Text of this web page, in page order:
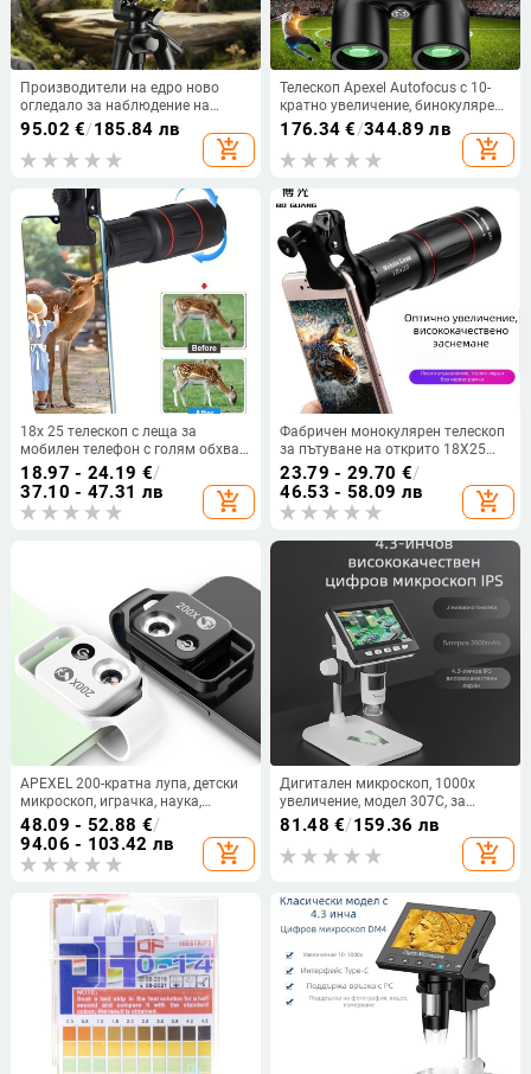
Производители на едро ново
огледало за наблюдение на
птици HED25-75X60 HD нощно
виждане с голям диаметър
външно огледало за наблюдение
95.02 €/185.84 лв
add_shopping_cart
Телескоп Apexel Autofocus с 10-
кратно увеличение, бинокулярен
голям окуляр за пеещи птици на
открито, производител на
телескоп на едро
176.34 €/344.89 лв
add_shopping_cart
18x 25 телескоп с леща за
мобилен телефон с голям обхват,
мощен едноцевен телескоп с
висока разделителна способност,
професионална концертна
фотография, промяна на
18.97 - 24.19 €/
37.10 - 47.31 лв
add_shopping_cart
Фабричен монокулярен телескоп
за пътуване на открито 18X25
Concert HD преносим
телеобектив за мобилен телефон
с външен обектив
23.79 - 29.70 €/
46.53 - 58.09 лв
add_shopping_cart
APEXEL 200-кратна лупа, детски
микроскоп, играчка, наука,
биологичен научен експеримент,
преносим обектив за мобилен
телефон.
48.09 - 52.88 €/
94.06 - 103.42 лв
add_shopping_cart
Дигитален микроскоп, 1000x
увеличение, модел 307C, за
индустриално изпитване и
поддръжка на инструменти
81.48 €/159.36 лв
add_shopping_cart